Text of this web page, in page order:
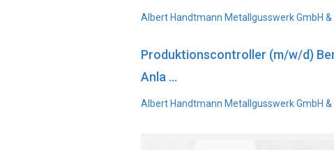
Albert Handtmann Metallgusswerk GmbH &
Produktionscontroller (m/w/d)
Anla ...
Albert Handtmann Metallgusswerk GmbH &